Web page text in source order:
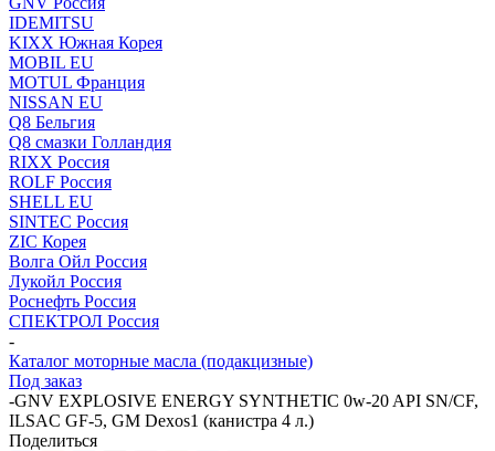
IDEMITSU
KIXX Южная Корея
MOBIL EU
MOTUL Франция
NISSAN EU
Q8 Бельгия
Q8 смазки Голландия
RIXX Россия
ROLF Россия
SHELL EU
SINTEC Россия
ZIC Корея
Волга Ойл Россия
Лукойл Россия
Роснефть Россия
СПЕКТРОЛ Россия
-
Каталог моторные масла (подакцизные)
Под заказ
-GNV EXPLOSIVE ENERGY SYNTHETIC 0w-20 API SN/CF,
ILSAC GF-5, GM Dexos1 (канистра 4 л.)
Поделиться